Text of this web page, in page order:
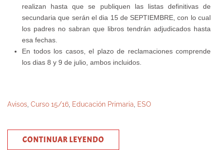
realizan hasta que se publiquen las listas definitivas de
secundaria que serán el dia 15 de SEPTIEMBRE, con lo cual
los padres no sabran que libros tendrán adjudicados hasta
esa fechas.
En todos los casos, el plazo de reclamaciones comprende
los dias 8 y 9 de julio, ambos incluidos.
Avisos, Curso 15/16, Educación Primaria, ESO
CONTINUAR LEYENDO